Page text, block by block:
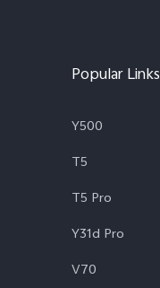
Popular Links
Y500
T5
T5 Pro
Y31d Pro
V70